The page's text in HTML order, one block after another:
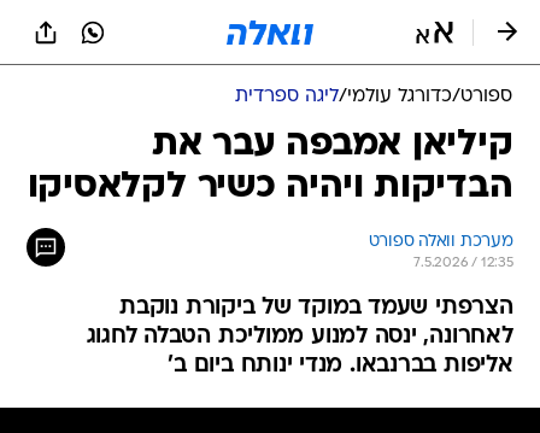
ספורט/כדורגל עולמי/ליגה ספרדית
קיליאן אמבפה עבר את
הבדיקות ויהיה כשיר לקלאסיקו
מערכת וואלה ספורט
7.5.2026 / 12:35
הצרפתי שעמד במוקד של ביקורת נוקבת
לאחרונה, ינסה למנוע ממוליכת הטבלה לחגוג
אליפות בברנבאו. מנדי ינותח ביום ב'